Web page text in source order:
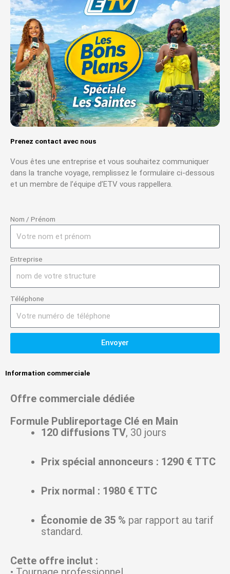
Prenez contact avec nous
Vous êtes une entreprise et vous souhaitez communiquer
dans la tranche voyage, remplissez le formulaire ci-dessous
et un membre de l’équipe d’ETV vous rappellera.
Nom / Prénom
Entreprise
Téléphone
Envoyer
Information commerciale
Offre commerciale dédiée
Formule Publireportage Clé en Main
120 diffusions TV, 30 jours
Prix spécial annonceurs : 1290 € TTC
Prix normal : 1980 € TTC
Économie de 35 % par rapport au tarif
standard.
Cette offre inclut :